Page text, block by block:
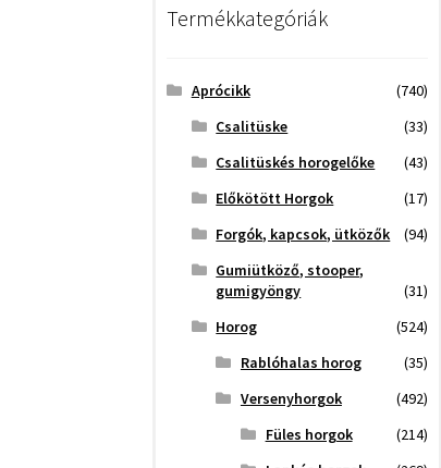
Termékkategóriák
Aprócikk
(740)
Csalitüske
(33)
Csalitüskés horogelőke
(43)
Előkötött Horgok
(17)
Forgók, kapcsok, ütközők
(94)
Gumiütköző, stooper,
gumigyöngy
(31)
Horog
(524)
Rablóhalas horog
(35)
Versenyhorgok
(492)
Füles horgok
(214)